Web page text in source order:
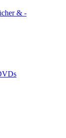
& -